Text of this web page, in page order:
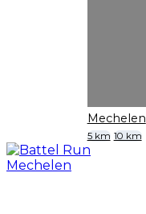
Mechelen
5 km 10 km